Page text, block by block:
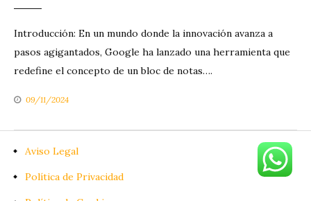
Introducción: En un mundo donde la innovación avanza a
pasos agigantados, Google ha lanzado una herramienta que
redefine el concepto de un bloc de notas….
09/11/2024
Aviso Legal
Política de Privacidad